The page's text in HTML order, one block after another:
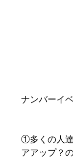
ナンバーイ
①多くの人
アアップ？